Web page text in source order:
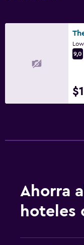
9,0
Ahorra
hoteles